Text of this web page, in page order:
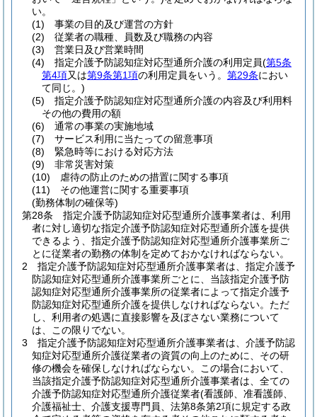
い。
(1)
事業の目的及び運営の方針
(2)
従業者の職種、員数及び職務の内容
(3)
営業日及び営業時間
(4)
指定介護予防認知症対応型通所介護の利用定員(第5条
第4項又は第9条第1項の利用定員をいう。 第29条におい
て同じ。)
(5)
指定介護予防認知症対応型通所介護の内容及び利用料
その他の費用の額
(6)
通常の事業の実施地域
(7)
サービス利用に当たっての留意事項
(8)
緊急時等における対応方法
(9)
非常災害対策
(10)
虐待の防止のための措置に関する事項
(11)
その他運営に関する重要事項
(勤務体制の確保等)
第28条
指定介護予防認知症対応型通所介護事業者は、利用
者に対し適切な指定介護予防認知症対応型通所介護を提供
できるよう、指定介護予防認知症対応型通所介護事業所ご
とに従業者の勤務の体制を定めておかなければならない。
2
指定介護予防認知症対応型通所介護事業者は、指定介護予
防認知症対応型通所介護事業所ごとに、当該指定介護予防
認知症対応型通所介護事業所の従業者によって指定介護予
防認知症対応型通所介護を提供しなければならない。 ただ
し、利用者の処遇に直接影響を及ぼさない業務について
は、この限りでない。
3
指定介護予防認知症対応型通所介護事業者は、介護予防認
知症対応型通所介護従業者の資質の向上のために、その研
修の機会を確保しなければならない。
この場合において、
当該指定介護予防認知症対応型通所介護事業者は、全ての
介護予防認知症対応型通所介護従業者(看護師、准看護師、
介護福祉士、介護支援専門員、法第8条第2項に規定する政